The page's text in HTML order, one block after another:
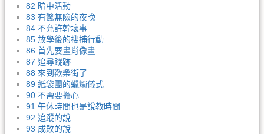
82 暗中活動
83 有驚無險的夜晚
84 不允許幹壞事
85 放學後的搜捕行動
86 首先要畫肖像畫
87 追尋蹤跡
88 來到歡樂街了
89 紙袋團的蠟燭儀式
90 不需要擔心
91 午休時間也是說教時間
92 追蹤的說
93 成敗的說